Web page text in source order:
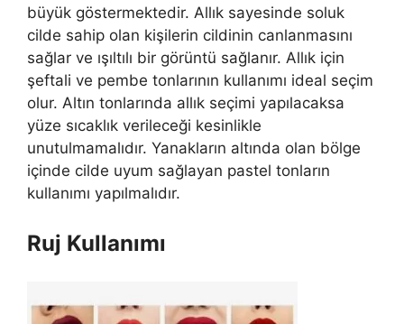
büyük göstermektedir. Allık sayesinde soluk
cilde sahip olan kişilerin cildinin canlanmasını
sağlar ve ışıltılı bir görüntü sağlanır. Allık için
şeftali ve pembe tonlarının kullanımı ideal seçim
olur. Altın tonlarında allık seçimi yapılacaksa
yüze sıcaklık verileceği kesinlikle
unutulmamalıdır. Yanakların altında olan bölge
içinde cilde uyum sağlayan pastel tonların
kullanımı yapılmalıdır.
Ruj Kullanımı